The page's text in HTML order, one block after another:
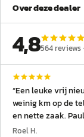
Over deze dealer
4,8564reviews ·
“Een leuke vrij
weinig km op de
en nette zaak.
en alles duidelijk
Roel H.